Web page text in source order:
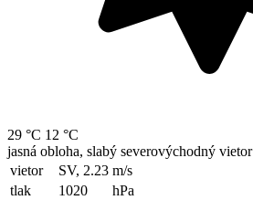
29 °C 12 °C
jasná obloha, slabý severovýchodný vietor
vietor
SV, 2.23 m/s
tlak
1020
hPa